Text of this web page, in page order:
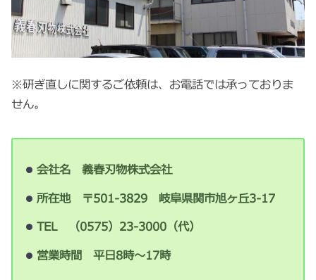
※研ぎ直しに関するご依頼は、お電話では承っておりま
せん。
会社名 義春刃物株式会社
所在地 〒501-3829 岐阜県関市旭ヶ丘3-17
TEL （0575）23-3000（代）
営業時間 平日8時～17時